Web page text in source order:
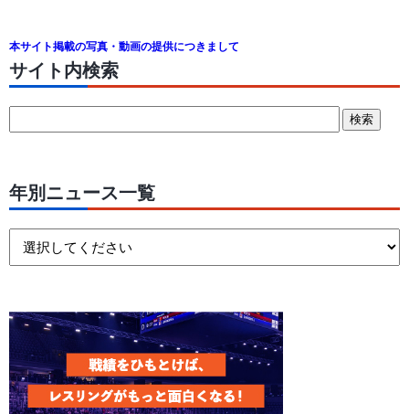
本サイト掲載の写真・動画の提供につきまして
サイト内検索
年別ニュース一覧